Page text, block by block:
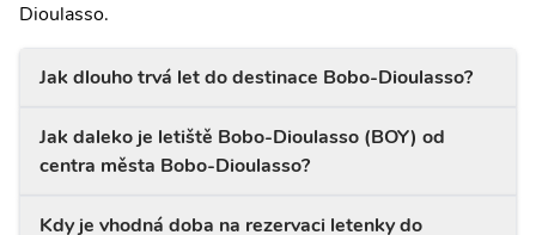
Dioulasso.
Jak dlouho trvá let do destinace Bobo-Dioulasso?
Jak daleko je letiště Bobo-Dioulasso (BOY) od
centra města Bobo-Dioulasso?
Kdy je vhodná doba na rezervaci letenky do